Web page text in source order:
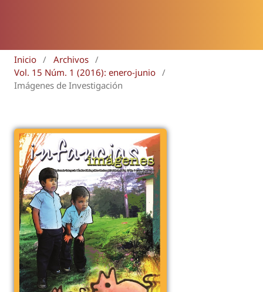
Inicio / Archivos /
Vol. 15 Núm. 1 (2016): enero-junio /
Imágenes de Investigación